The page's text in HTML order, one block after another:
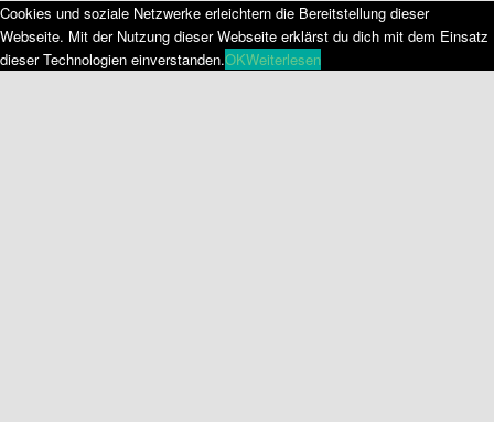
Cookies und soziale Netzwerke erleichtern die Bereitstellung dieser
Webseite. Mit der Nutzung dieser Webseite erklärst du dich mit dem Einsatz
dieser Technologien einverstanden.OKWeiterlesen